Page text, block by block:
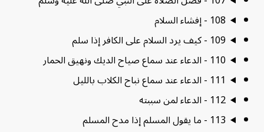
108 - إفشاء السلام
109 - كيف يرد السلام على الكافر إذا سلم
110 - الدعاء عند سماع صياح الديك ونهيق الحمار
111 - الدعاء عند سماع نباح الكلاب بالليل
112 - الدعاء لمن سببته
113 - ما يقول المسلم إذا مدح المسلم